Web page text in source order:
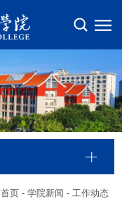
首页- 学院新闻 - 工作动态